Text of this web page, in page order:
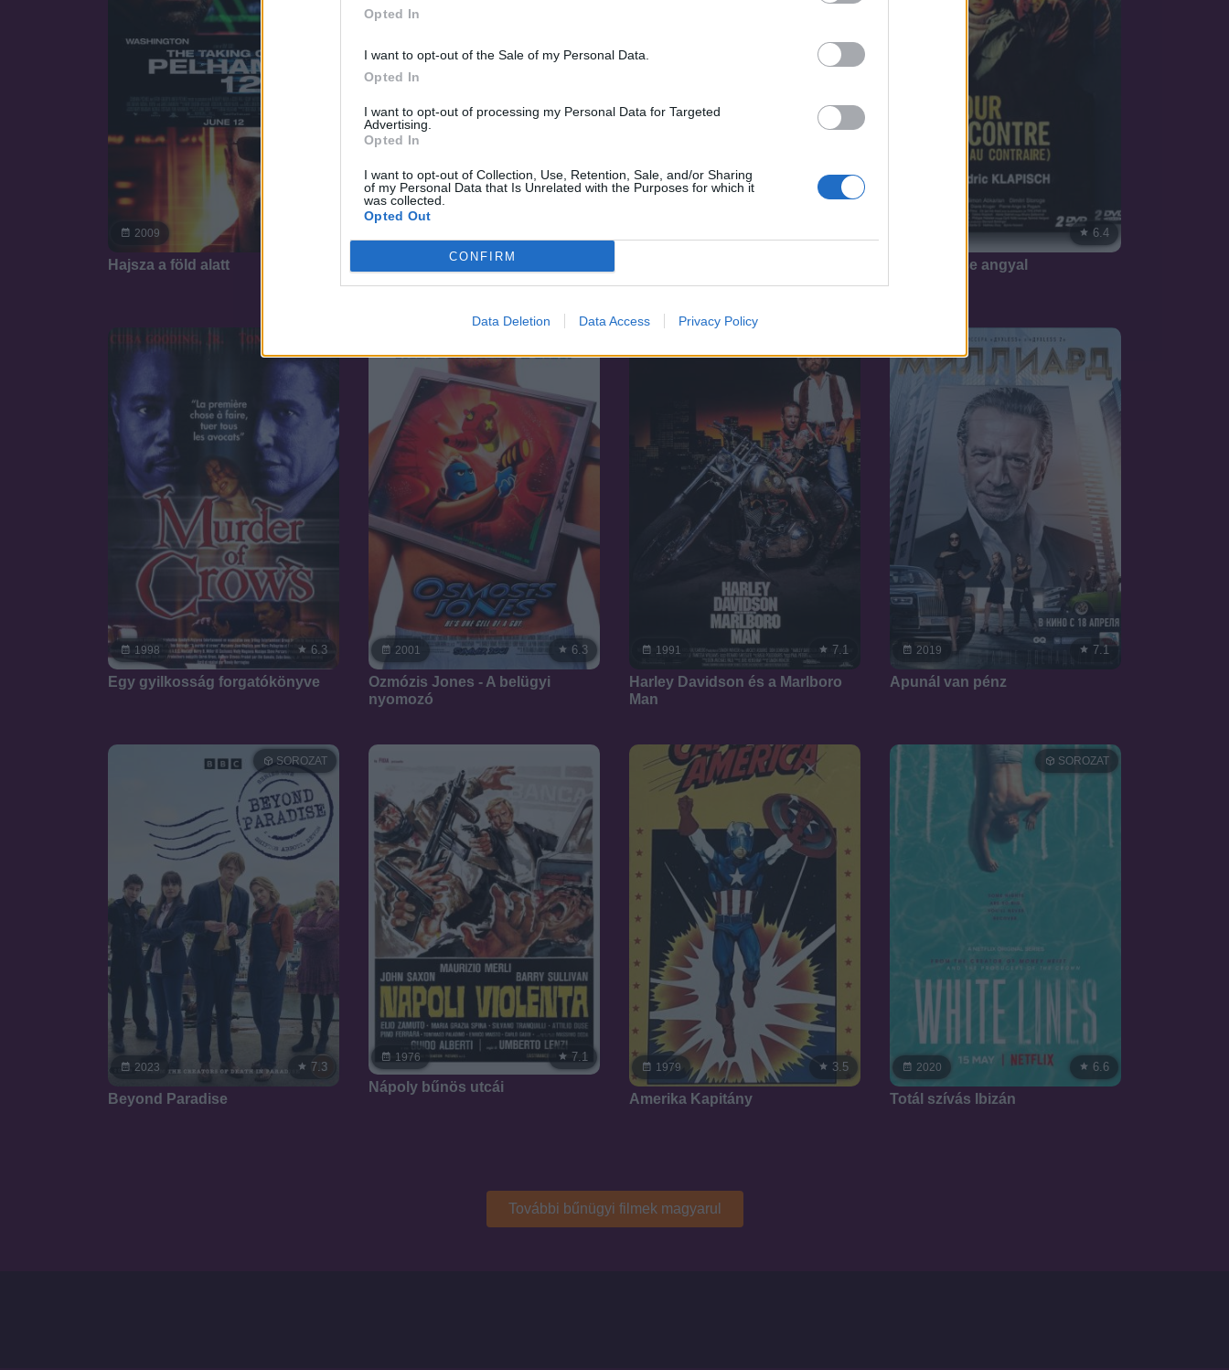
Opted In
I want to opt-out of the Sale of my Personal Data.
Opted In
I want to opt-out of processing my Personal Data for Targeted
Advertising.
Opted In
I want to opt-out of Collection, Use, Retention, Sale, and/or Sharing
of my Personal Data that Is Unrelated with the Purposes for which it
was collected.
Opted Out
CONFIRM
Data Deletion Data Access Privacy Policy
2009
Hajsza a föld alatt
6.4
Se ördög, se angyal
1998 6.3
Egy gyilkosság forgatókönyve
2001 6.3
Ozmózis Jones - A belügyi
nyomozó
1991 7.1
Harley Davidson és a Marlboro
Man
2019 7.1
Apunál van pénz
2023
SOROZAT
7.3
Beyond Paradise
1976 7.1
Nápoly bűnös utcái
1979 3.5
Amerika Kapitány
2020
SOROZAT
6.6
Totál szívás Ibizán
További bűnügyi filmek magyarul